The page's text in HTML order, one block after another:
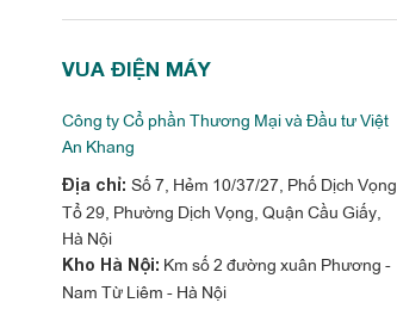
VUA ĐIỆN MÁY
Công ty Cổ phần Thương Mại và Đầu tư Việt
An Khang
Địa chỉ: Số 7, Hẻm 10/37/27, Phố Dịch Vọng,
Tổ 29, Phường Dịch Vọng, Quận Cầu Giấy,
Hà Nội
Kho Hà Nội: Km số 2 đường xuân Phương -
Nam Từ Liêm - Hà Nội